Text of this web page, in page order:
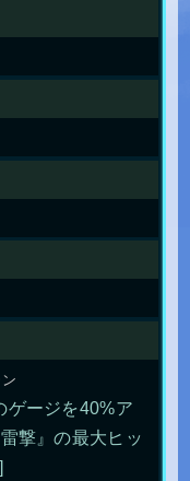
ゲージを40%ア
撃』の最大ヒッ